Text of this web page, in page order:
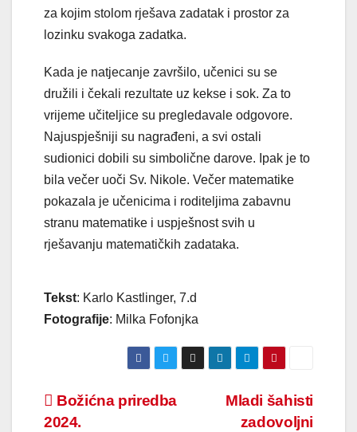
za kojim stolom rješava zadatak i prostor za
lozinku svakoga zadatka.
Kada je natjecanje završilo, učenici su se
družili i čekali rezultate uz kekse i sok. Za to
vrijeme učiteljice su pregledavale odgovore.
Najuspješniji su nagrađeni, a svi ostali
sudionici dobili su simbolične darove. Ipak je to
bila večer uoči Sv. Nikole. Večer matematike
pokazala je učenicima i roditeljima zabavnu
stranu matematike i uspješnost svih u
rješavanju matematičkih zadataka.
Tekst: Karlo Kastlinger, 7.d
Fotografije: Milka Fofonjka
Navigacija
Mladi šahisti
zadovoljni
Božićna priredba
2024.